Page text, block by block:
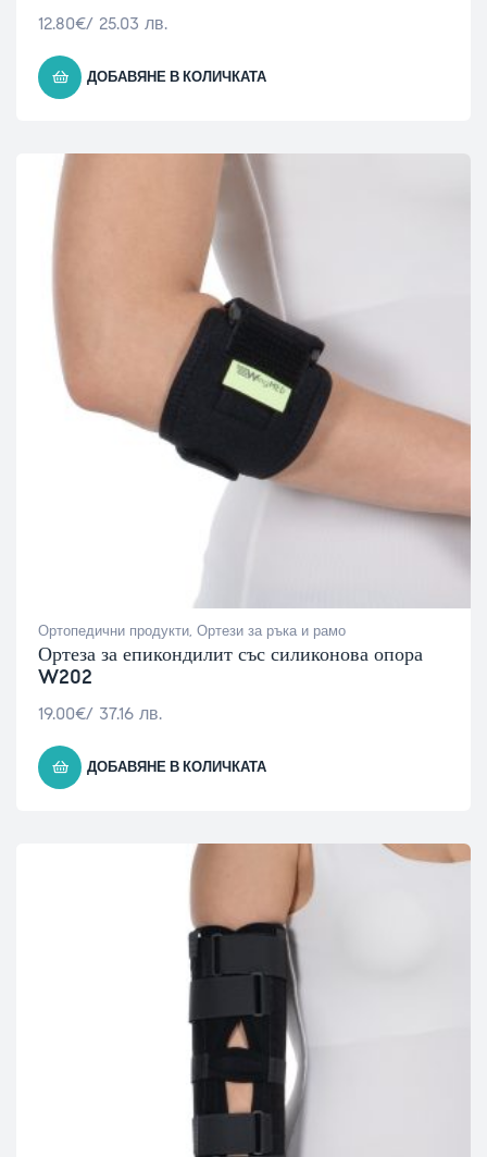
12.80€/ 25.03 лв.
ДОБАВЯНЕ В КОЛИЧКАТА
Ортопедични продукти, Ортези за ръка и рамо
Ортеза за епикондилит със силиконова опора
W202
19.00€/ 37.16 лв.
ДОБАВЯНЕ В КОЛИЧКАТА